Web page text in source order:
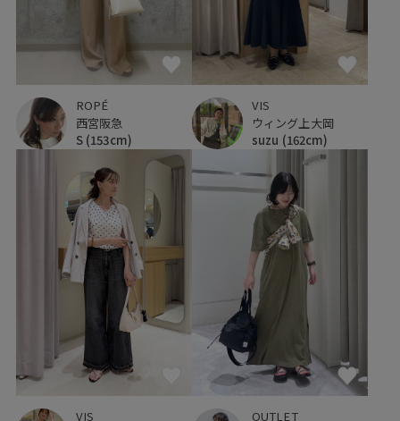
ROPÉ
西宮阪急
S (153cm)
VIS
ウィング上大岡
suzu (162cm)
VIS
OUTLET